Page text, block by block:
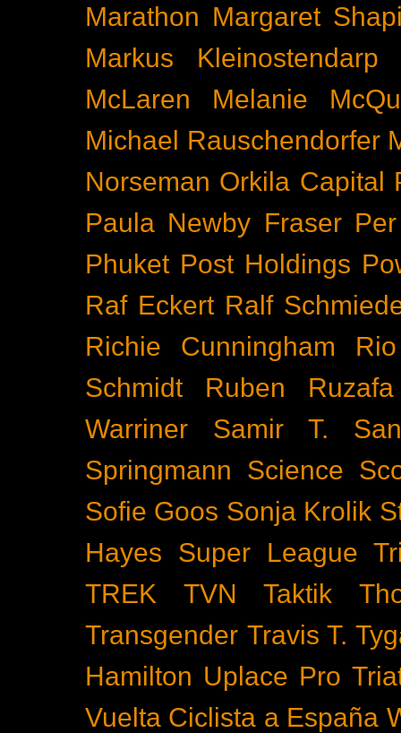
Marathon Margaret
Markus Kleinostendarp
McLaren
Melanie
Michael Rauschendorfer
Norseman Orkila Capital
Paula Newby Fraser
Phuket Post Holdings
Raf Eckert Ralf
Richie Cunningham
Rio
Schmidt
Ruben Ruzafa
Warriner
Samir T.
Springmann
Science
Sofie Goos Sonja Krolik
Hayes
Super League
TREK
TVN Taktik
Transgender Travis T.
Hamilton Uplace Pro
Vuelta Ciclista a España